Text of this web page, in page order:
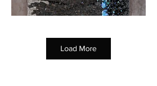
Load More